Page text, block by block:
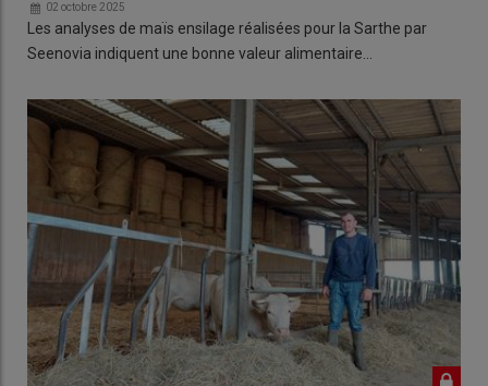
02 octobre 2025
Les analyses de maïs ensilage réalisées pour la Sarthe par
Seenovia indiquent une bonne valeur alimentaire…